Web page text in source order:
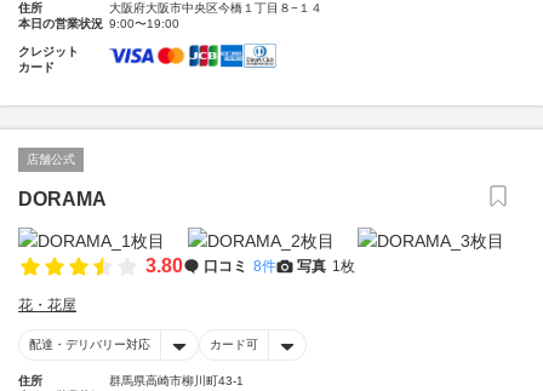
住所
大阪府大阪市中央区今橋１丁目８−１４
本日の営業状況 9:00〜19:00
クレジット
カード
店舗公式
DORAMA
3.80 口コミ 8件 写真 1枚
花・花屋
配達・デリバリー対応 カード可
住所
群馬県高崎市柳川町43-1